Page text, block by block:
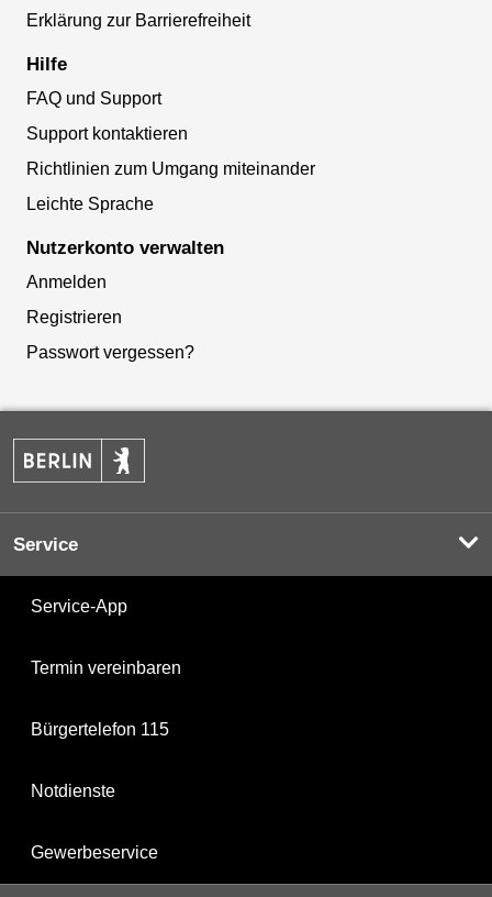
Erklärung zur Barrierefreiheit
Hilfe
FAQ und Support
Support kontaktieren
Richtlinien zum Umgang miteinander
Leichte Sprache
Nutzerkonto verwalten
Anmelden
Registrieren
Passwort vergessen?
Service
Service-App
Termin vereinbaren
Bürgertelefon 115
Notdienste
Gewerbeservice